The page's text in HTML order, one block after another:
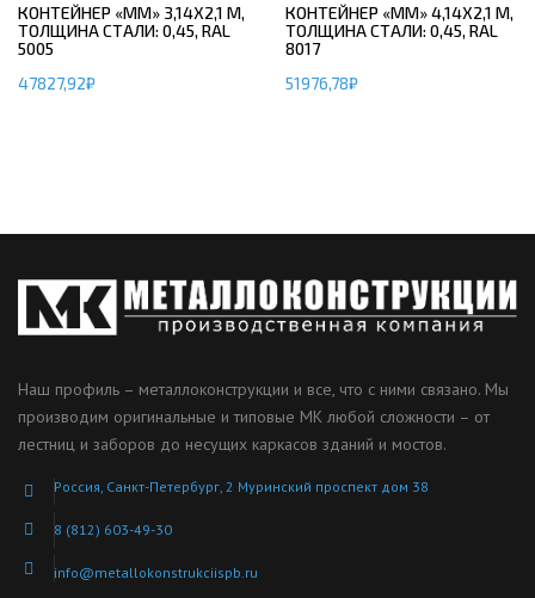
КОНТЕЙНЕР «ММ» 3,14Х2,1 М,
ТОЛЩИНА СТАЛИ: 0,45, RAL
5005
47827,92₽
КОНТЕЙНЕР «ММ» 4,14Х2,1 М,
ТОЛЩИНА СТАЛИ: 0,45, RAL
8017
51976,78₽
Наш профиль – металлоконструкции и все, что с ними связано. Мы
производим оригинальные и типовые МК любой сложности – от
лестниц и заборов до несущих каркасов зданий и мостов.
Россия, Санкт-Петербург, 2 Муринский проспект дом 38
8 (812) 603-49-30
info@metallokonstrukciispb.ru